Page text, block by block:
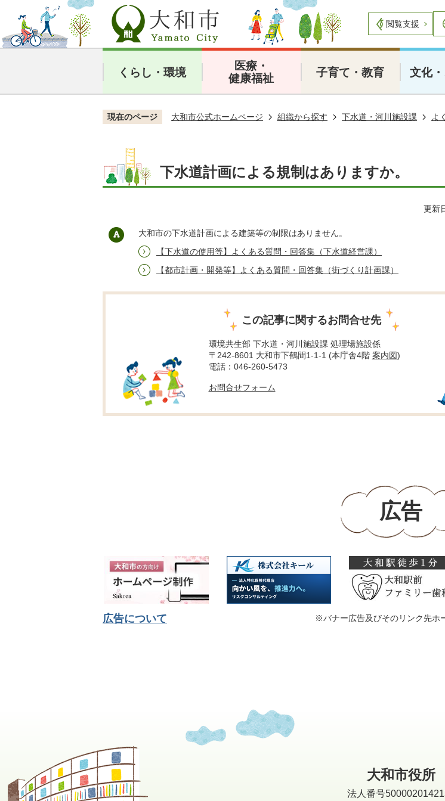
閲覧支援
くらし・環境
医療・
健康福祉
子育て・教育 文化
現在のページ 大和市公式ホームページ 組織から探す 下水道・河川施設課 よ
下水道計画による規制はありますか。
更新
大和市の下水道計画による建築等の制限はありません。
【下水道の使用等】よくある質問・回答集（下水道経営課）
【都市計画・開発等】よくある質問・回答集（街づくり計画課）
この記事に関するお問合せ先
環境共生部 下水道・河川施設課 処理場施設係
〒242-8601 大和市下鶴間1-1-1 (本庁舎4階 案内図)
電話：046-260-5473
お問合せフォーム
広告
広告について ※バナー広告及びそのリンク先ホ
大和市役所
法人番号